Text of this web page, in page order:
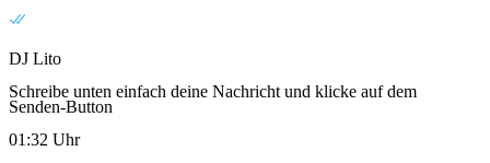
DJ Lito
Schreibe unten einfach deine Nachricht und klicke auf dem
Senden-Button
01:32 Uhr